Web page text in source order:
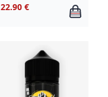
22.90 €